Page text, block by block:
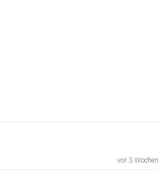
vor 3 Wochen